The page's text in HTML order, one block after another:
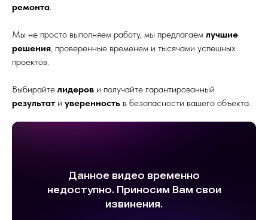
ремонта.
Мы не просто выполняем работу, мы предлагаем лучшие
решения, проверенные временем и тысячами успешных
проектов.
Выбирайте лидеров и получайте гарантированный
результат и уверенность в безопасности вашего объекта.